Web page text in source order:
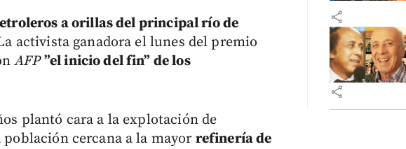
a orillas del principal río de
activista ganadora el lunes del premio
AFP”el inicio del fin” de los
plantó cara a la explotación de
cercana a la mayor refinería de
share
share